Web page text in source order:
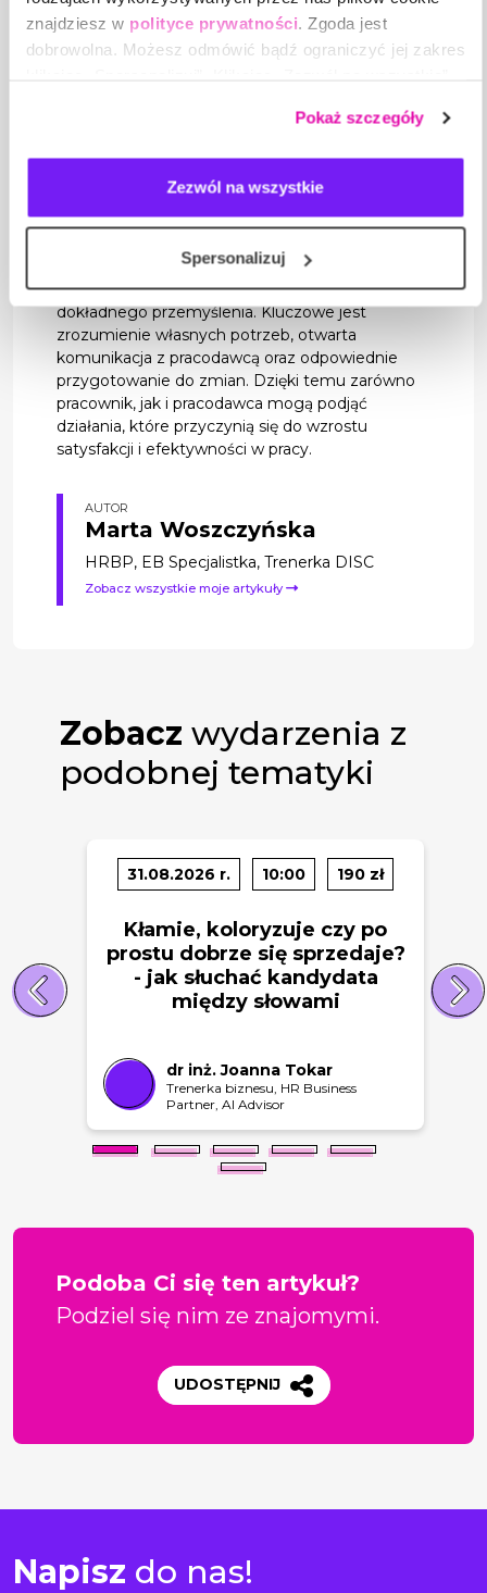
znajdziesz w polityce prywatności. Zgoda jest
dobrowolna. Możesz odmówić bądź ograniczyć jej zakres
a także na przetwarzanie Twoich danych osobowych.
Pokaż szczegóły
Zezwól na wszystkie
Spersonalizuj
Systematyczna ocena wyników pracy i regularny
feedback mogą pomóc pracownikowi zrozumieć
Planowanie kariery
Warto stworzyć plan kariery zawodowej, który
uwzględnia cele, jakie pracownik chce osiągnąć,
oraz kroki, jakie musi podjąć, aby je zrealizować.
Decyzja o odejściu z pracy jest trudna i wymaga
dokładnego przemyślenia. Kluczowe jest
zrozumienie własnych potrzeb, otwarta
komunikacja z pracodawcą oraz odpowiednie
przygotowanie do zmian. Dzięki temu zarówno
pracownik, jak i pracodawca mogą podjąć
działania, które przyczynią się do wzrostu
satysfakcji i efektywności w pracy.
AUTOR
Marta Woszczyńska
HRBP, EB Specjalistka, Trenerka DISC
Zobacz wszystkie moje artykuły
Zobacz wydarzenia z
podobnej tematyki
31.08.2026 r. 10:00 190 zł
Kłamie, koloryzuje czy po
prostu dobrze się sprzedaje?
- jak słuchać kandydata
między słowami
dr inż. Joanna Tokar
Trenerka biznesu, HR Business
Partner, AI Advisor
Podoba Ci się ten artykuł?
Podziel się nim ze znajomymi.
UDOSTĘPNIJ
Napisz do nas!